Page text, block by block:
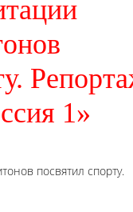
1»
посвятил спорту.